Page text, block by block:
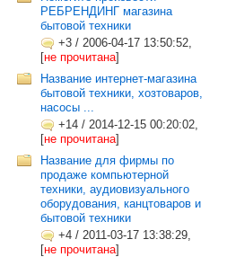
РЕБРЕНДИНГ магазина
бытовой техники
+3 / 2006-04-17 13:50:52,
[не прочитана]
Название интернет-магазина
бытовой техники, хозтоваров,
насосы ...
+14 / 2014-12-15 00:20:02,
[не прочитана]
Название для фирмы по
продаже компьютерной
техники, аудиовизуального
оборудования, канцтоваров и
бытовой техники
+4 / 2011-03-17 13:38:29,
[не прочитана]